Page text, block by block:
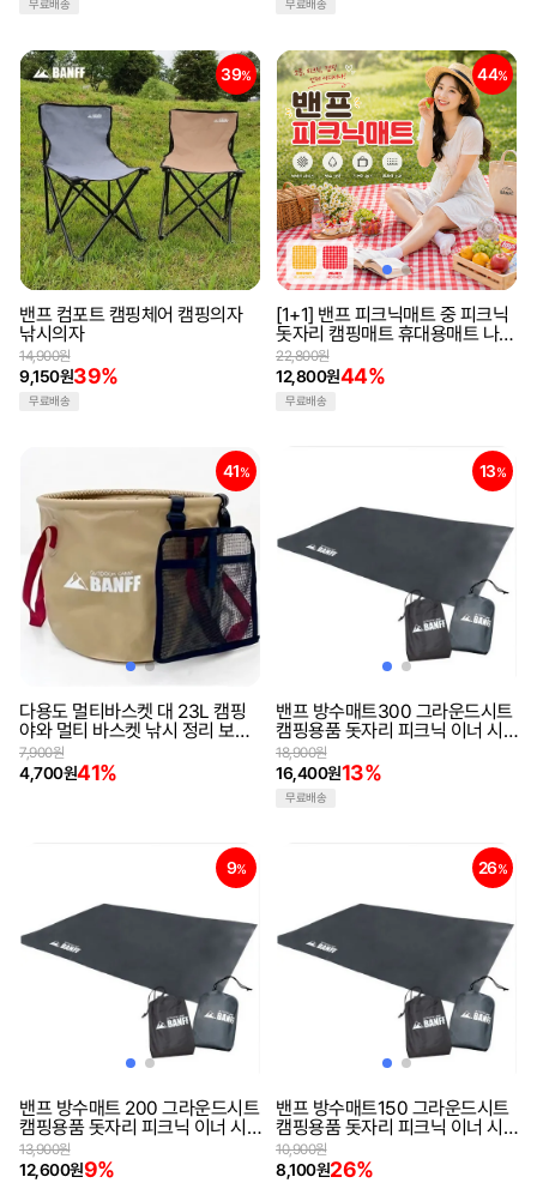
무료배송 무료배송
39%
밴프 컴포트 캠핑체어 캠핑의자
낚시의자
9,150원39%
14,900원
무료배송
44%
[1+1] 밴프 피크닉매트 중 피크닉
돗자리 캠핑매트 휴대용매트 나들
이 방수재질
12,800원44%
22,800원
무료배송
41%
다용도 멀티바스켓 대 23L 캠핑
야와 멀티 바스켓 낚시 정리 보관
방수
4,700원41%
7,900원
13%
밴프 방수매트300 그라운드시트
캠핑용품 돗자리 피크닉 이너 시
트 바닥 방수포 방수천
16,400원13%
18,900원
무료배송
9%
밴프 방수매트 200 그라운드시트
캠핑용품 돗자리 피크닉 이너 시
트 바닥 방수포 방수천
12,600원9%
13,900원
26%
밴프 방수매트150 그라운드시트
캠핑용품 돗자리 피크닉 이너 시
트 바닥 방수포 방수천
8,100원26%
10,900원